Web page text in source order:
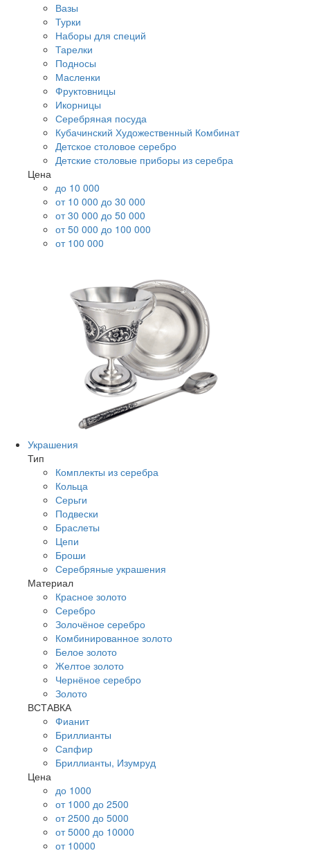
Вазы
Турки
Наборы для специй
Тарелки
Подносы
Масленки
Фруктовницы
Икорницы
Серебряная посуда
Кубачинский Художественный Комбинат
Детское столовое серебро
Детские столовые приборы из серебра
Цена
до 10 000
от 10 000 до 30 000
от 30 000 до 50 000
от 50 000 до 100 000
от 100 000
Украшения
Тип
Комплекты из серебра
Кольца
Серьги
Подвески
Браслеты
Цепи
Броши
Серебряные украшения
Материал
Красное золото
Серебро
Золочёное серебро
Комбинированное золото
Белое золото
Желтое золото
Чернёное серебро
Золото
ВСТАВКА
Фианит
Бриллианты
Сапфир
Бриллианты, Изумруд
Цена
до 1000
от 1000 до 2500
от 2500 до 5000
от 5000 до 10000
от 10000